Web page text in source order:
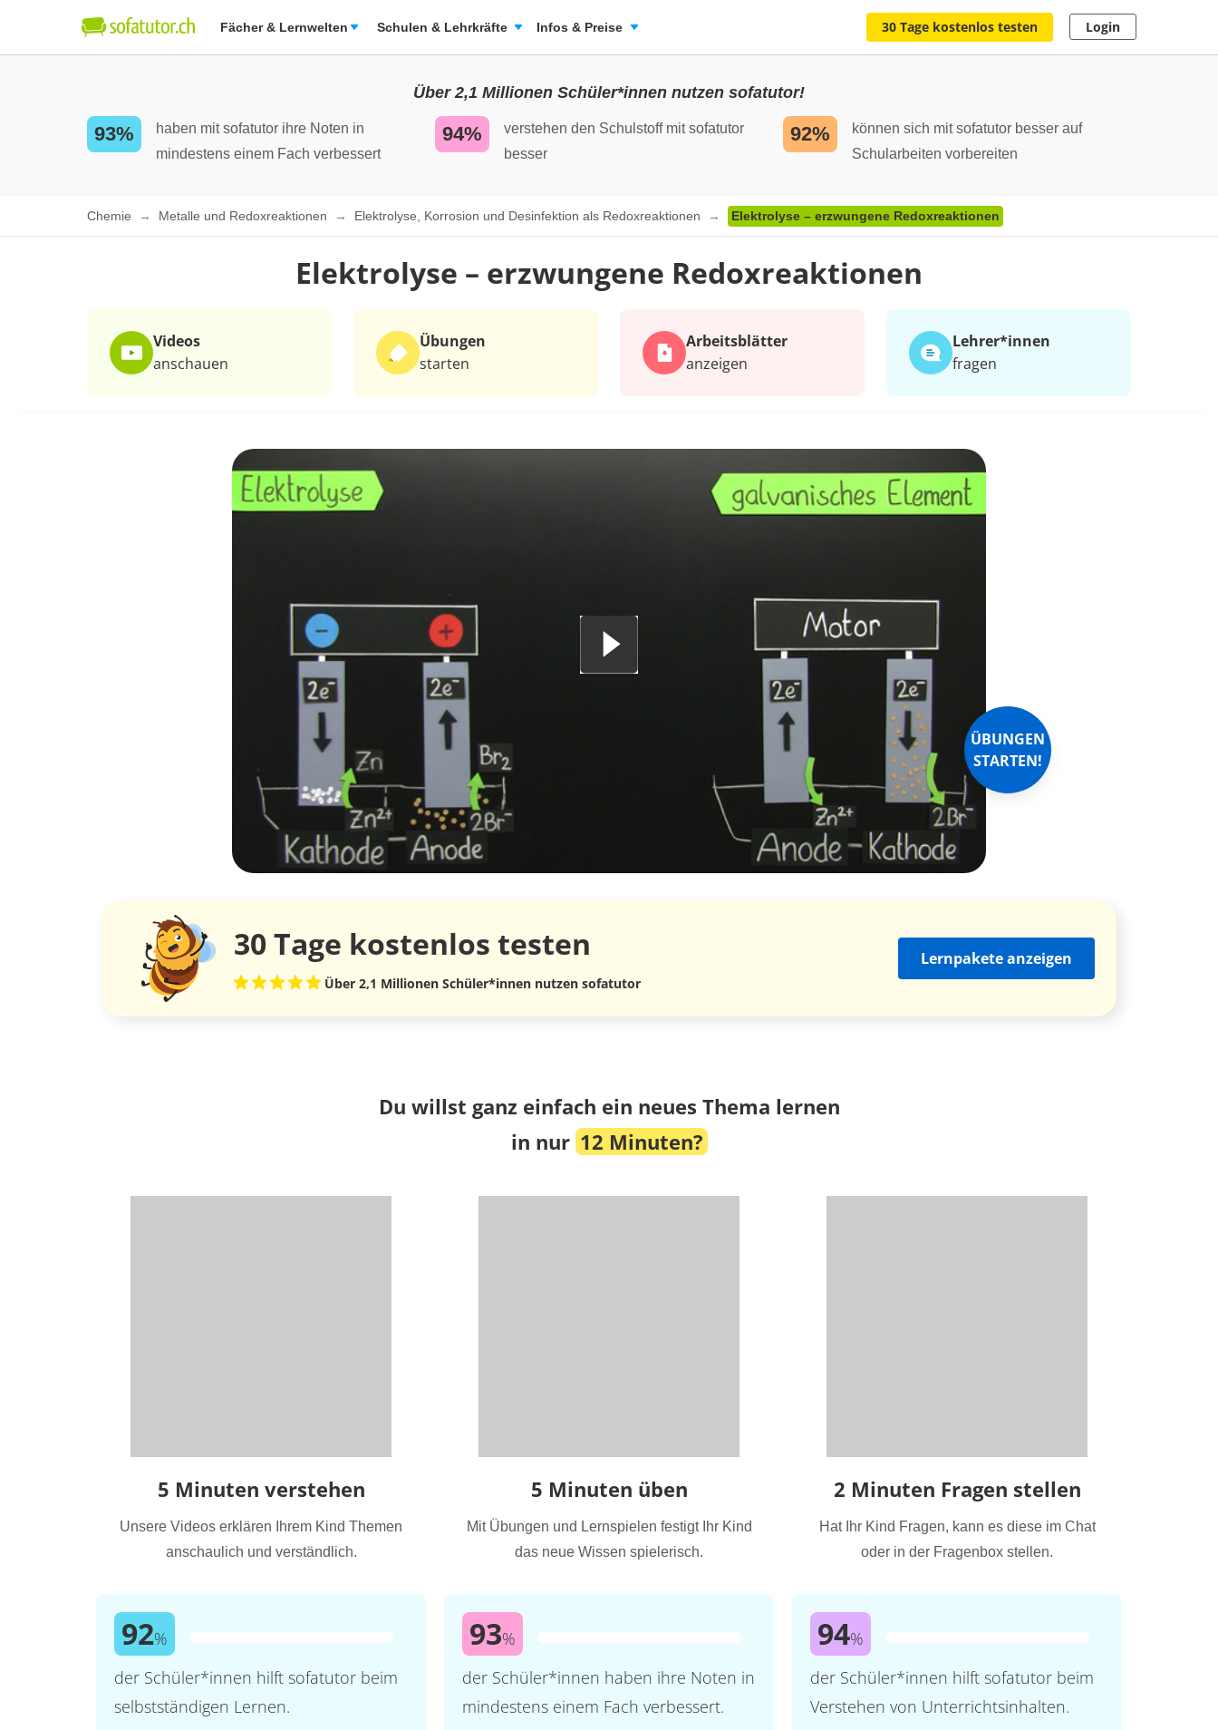
Fächer & Lernwelten Schulen & Lehrkräfte Infos & Preise 30 Tage kostenlos testen Login
Über 2,1 Millionen Schüler*innen nutzen sofatutor!
93%
haben mit sofatutor ihre Noten in
mindestens einem Fach verbessert
94%
verstehen den Schulstoff mit sofatutor
besser
92%
können sich mit sofatutor besser auf
Schularbeiten vorbereiten
Chemie Metalle und Redoxreaktionen Elektrolyse, Korrosion und Desinfektion als Redoxreaktionen Elektrolyse – erzwungene Redoxreaktionen
Elektrolyse – erzwungene Redoxreaktionen
Videos
anschauen
Übungen
starten
Arbeits­blätter
anzeigen
Lehrer*​innen
fragen
ÜBUNGEN
STARTEN!
30 Tage kostenlos testen
Über 2,1 Millionen Schüler*innen nutzen sofatutor
Lernpakete anzeigen
Du willst ganz einfach ein neues Thema lernen
in nur 12 Minuten?
5 Minuten verstehen
Unsere Videos erklären Ihrem Kind Themen
anschaulich und verständlich.
92%
der Schüler*innen hilft sofatutor beim
selbstständigen Lernen.
5 Minuten üben
Mit Übungen und Lernspielen festigt Ihr Kind
das neue Wissen spielerisch.
93%
der Schüler*innen haben ihre Noten in
mindestens einem Fach verbessert.
2 Minuten Fragen stellen
Hat Ihr Kind Fragen, kann es diese im Chat
oder in der Fragenbox stellen.
94%
der Schüler*innen hilft sofatutor beim
Verstehen von Unterrichtsinhalten.